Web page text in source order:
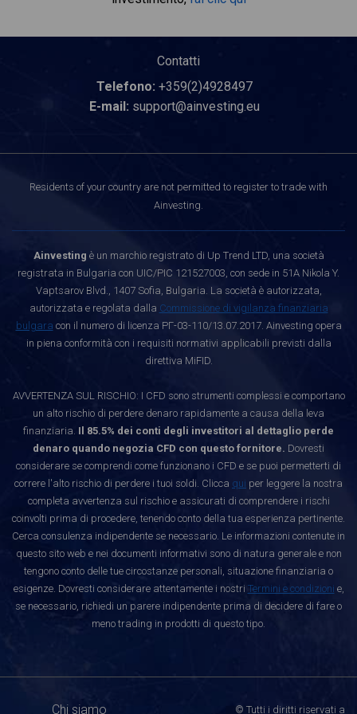
Contatti
Telefono: +359(2)4928497
E-mail: support@ainvesting.eu
Residents of your country are not permitted to register to trade with
Ainvesting.
Ainvesting è un marchio registrato di Up Trend LTD, una società
registrata in Bulgaria con UIC/PIC 121527003, con sede in 51A Nikola Y.
Vaptsarov Blvd., 1407 Sofia, Bulgaria. La società è autorizzata,
autorizzata e regolata dalla Commissione di vigilanza finanziaria
bulgara con il numero di licenza РГ-03-110/13.07.2017. Ainvesting opera
in piena conformità con i requisiti normativi applicabili previsti dalla
direttiva MiFID.
AVVERTENZA SUL RISCHIO: I CFD sono strumenti complessi e comportano
un alto rischio di perdere denaro rapidamente a causa della leva
finanziaria. Il 85.5% dei conti degli investitori al dettaglio perde
denaro quando negozia CFD con questo fornitore. Dovresti
considerare se comprendi come funzionano i CFD e se puoi permetterti di
correre l'alto rischio di perdere i tuoi soldi. Clicca qui per leggere la nostra
completa avvertenza sul rischio e assicurati di comprendere i rischi
coinvolti prima di procedere, tenendo conto della tua esperienza pertinente.
Cerca consulenza indipendente se necessario. Le informazioni contenute in
questo sito web e nei documenti informativi sono di natura generale e non
tengono conto delle tue circostanze personali, situazione finanziaria o
esigenze. Dovresti considerare attentamente i nostri Termini e condizioni e,
se necessario, richiedi un parere indipendente prima di decidere di fare o
meno trading in prodotti di questo tipo.
Chi siamo © Tutti i diritti riservati a